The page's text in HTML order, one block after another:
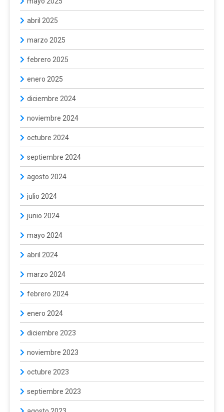
abril 2025
marzo 2025
febrero 2025
enero 2025
diciembre 2024
noviembre 2024
octubre 2024
septiembre 2024
agosto 2024
julio 2024
junio 2024
mayo 2024
abril 2024
marzo 2024
febrero 2024
enero 2024
diciembre 2023
noviembre 2023
octubre 2023
septiembre 2023